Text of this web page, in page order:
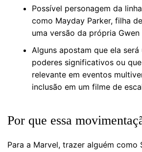
Possível personagem da
como Mayday Parker, filha
uma versão da própria Gwen
Alguns apostam que ela
poderes significativos ou
relevante em eventos
inclusão em um filme de
Por que essa
Para a Marvel, trazer alguém como